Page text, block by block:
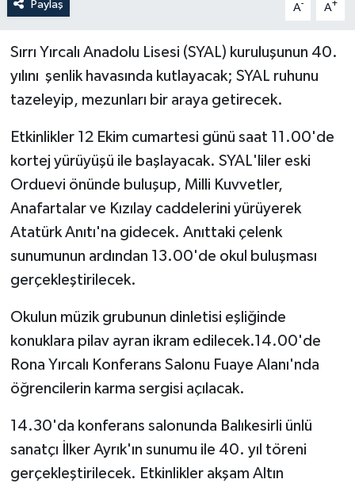
Paylaş A- A+
Sırrı Yırcalı Anadolu Lisesi (SYAL) kuruluşunun 40.
yılını şenlik havasında kutlayacak; SYAL ruhunu
tazeleyip, mezunları bir araya getirecek.
Etkinlikler 12 Ekim cumartesi günü saat 11.00'de
kortej yürüyüşü ile başlayacak. SYAL'liler eski
Orduevi önünde buluşup, Milli Kuvvetler,
Anafartalar ve Kızılay caddelerini yürüyerek
Atatürk Anıtı'na gidecek. Anıttaki çelenk
sunumunun ardından 13.00'de okul buluşması
gerçekleştirilecek.
Okulun müzik grubunun dinletisi eşliğinde
konuklara pilav ayran ikram edilecek.14.00'de
Rona Yırcalı Konferans Salonu Fuaye Alanı'nda
öğrencilerin karma sergisi açılacak.
14.30'da konferans salonunda Balıkesirli ünlü
sanatçı İlker Ayrık'ın sunumu ile 40. yıl töreni
gerçekleştirilecek. Etkinlikler akşam Altın